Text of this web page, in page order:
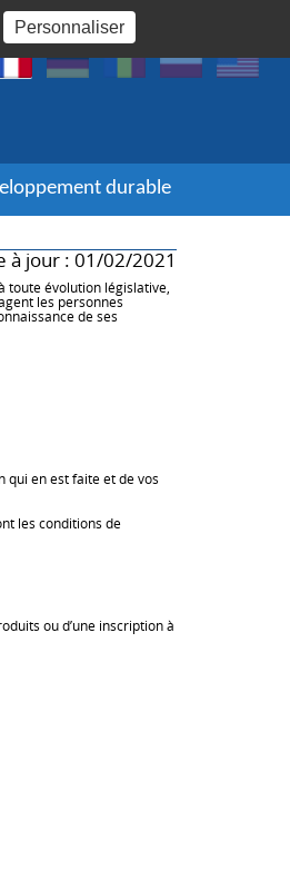
durable
à jour : 01/02/2021
toute évolution législative,
les personnes
de ses
qui en est faite et de vos
les conditions de
ou d’une inscription à
Personnaliser